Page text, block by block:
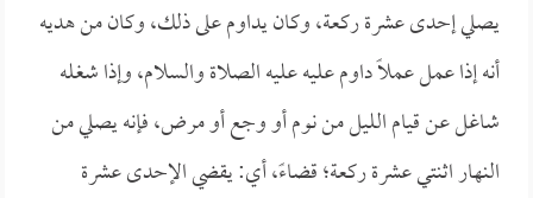
يصلي إحدى عشرة ركعة، وكان يداوم على ذلك، وكان من هديه
أنه إذا عمل عملاً داوم عليه عليه الصلاة والسلام، وإذا شغله
شاغل عن قيام الليل من نوم أو وجع أو مرض، فإنه يصلي من
النهار اثنتي عشرة ركعة؛ قضاءً، أي: يقضي الإحدى عشرة